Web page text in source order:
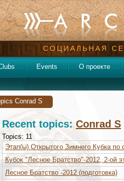
СОЦИАЛЬНАЯ
Events О проекте
Conrad S
Recent topics:Conrad S
Topics: 11
Этап(ы) Открытого Зимнего Кубка по
Кубок "Лесное Братство"-2012, 2-ой
Лесное Братство -2012 (подготовка)